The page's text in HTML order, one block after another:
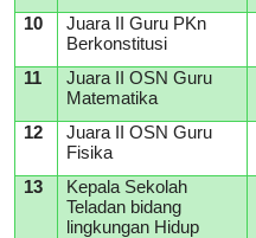
10
Juara II Guru PKn
Berkonstitusi
11
Juara II OSN Guru
Matematika
12
Juara II OSN Guru
Fisika
13
Kepala Sekolah
Teladan bidang
lingkungan Hidup